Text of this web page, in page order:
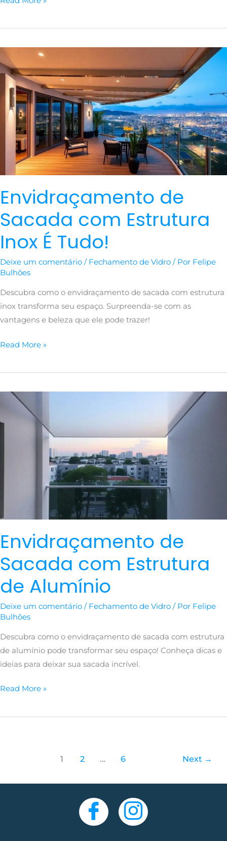
Envidraçamento de
Sacada com Estrutura
Inox É Tudo!
Deixe um comentário / Fechamento de Vidro / Por Felipe
Bulhões
Descubra como o envidraçamento de sacada com estrutura
inox transforma seu espaço. Surpreenda-se com as
vantagens e beleza que ele pode trazer!
Envidraçamento
de
Sacada
com
Estrutura
Inox
Tudo!
Read More »
Envidraçamento de
Sacada com Estrutura
de Alumínio
Deixe um comentário / Fechamento de Vidro / Por Felipe
Bulhões
Descubra como o envidraçamento de sacada com estrutura
de alumínio pode transformar seu espaço! Conheça dicas e
ideias para deixar sua sacada incrível.
Envidraçamento
Sacada
Read More »
1 2 … 6 Next →